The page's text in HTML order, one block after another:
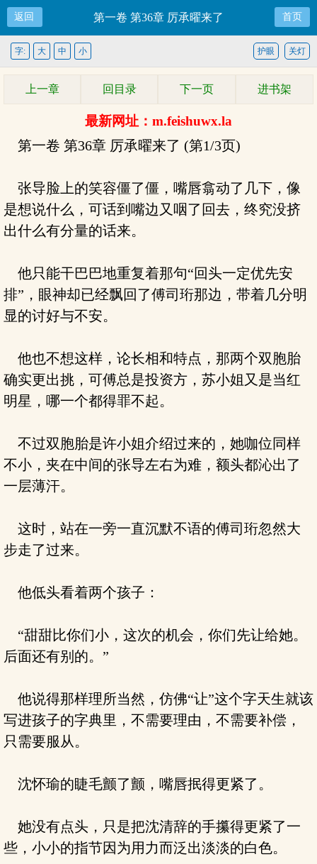
返回 第一卷 第36章 厉承曜来了 首页
关灯
护眼
字: 大 中 小
上一章 回目录 下一页 进书架
最新网址：m.feishuwx.la
第一卷 第36章 厉承曜来了 (第1/3页)
张导脸上的笑容僵了僵，嘴唇翕动了几下，像
是想说什么，可话到嘴边又咽了回去，终究没挤
出什么有分量的话来。
他只能干巴巴地重复着那句“回头一定优先安
排”，眼神却已经飘回了傅司珩那边，带着几分明
显的讨好与不安。
他也不想这样，论长相和特点，那两个双胞胎
确实更出挑，可傅总是投资方，苏小姐又是当红
明星，哪一个都得罪不起。
不过双胞胎是许小姐介绍过来的，她咖位同样
不小，夹在中间的张导左右为难，额头都沁出了
一层薄汗。
这时，站在一旁一直沉默不语的傅司珩忽然大
步走了过来。
他低头看着两个孩子：
“甜甜比你们小，这次的机会，你们先让给她。
后面还有别的。”
他说得那样理所当然，仿佛“让”这个字天生就该
写进孩子的字典里，不需要理由，不需要补偿，
只需要服从。
沈怀瑜的睫毛颤了颤，嘴唇抿得更紧了。
她没有点头，只是把沈清辞的手攥得更紧了一
些，小小的指节因为用力而泛出淡淡的白色。